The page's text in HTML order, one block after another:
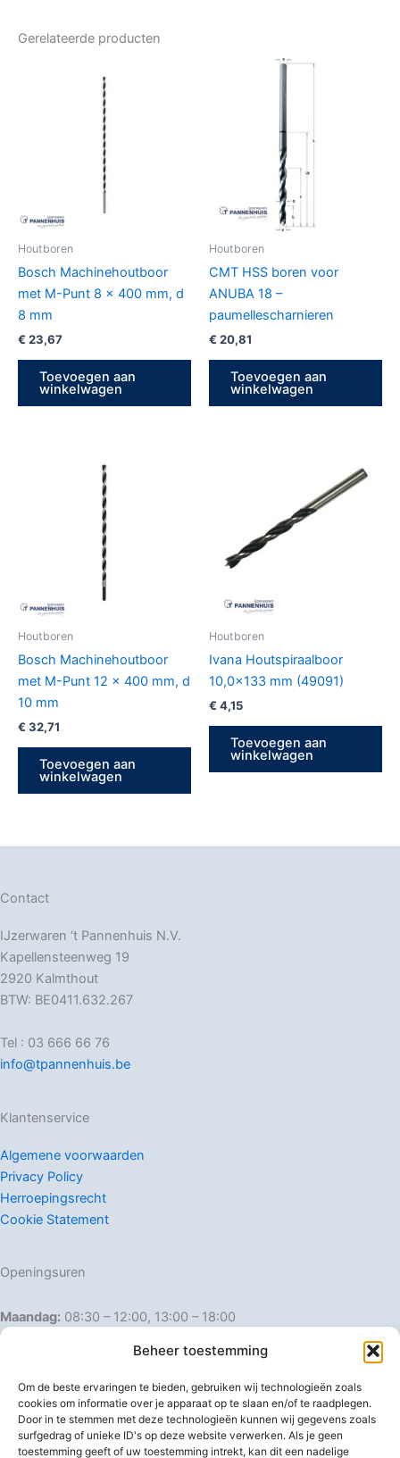
Beheer toestemming
Om de beste ervaringen te bieden, gebruiken wij technologieën zoals
cookies om informatie over je apparaat op te slaan en/of te raadplegen.
Door in te stemmen met deze technologieën kunnen wij gegevens zoals
surfgedrag of unieke ID's op deze website verwerken. Als je geen
toestemming geeft of uw toestemming intrekt, kan dit een nadelige
Gerelateerde producten
Houtboren
Bosch Machinehoutboor
met M-Punt 8 x 400 mm, d
8 mm
€ 23,67
Toevoegen aan
winkelwagen
Houtboren
CMT HSS boren voor
ANUBA 18 –
paumellescharnieren
€ 20,81
Toevoegen aan
winkelwagen
Houtboren
Bosch Machinehoutboor
met M-Punt 12 x 400 mm, d
10 mm
€ 32,71
Toevoegen aan
winkelwagen
Houtboren
Ivana Houtspiraalboor
10,0×133 mm (49091)
€ 4,15
Toevoegen aan
winkelwagen
Contact
IJzerwaren ‘t Pannenhuis N.V.
Kapellensteenweg 19
2920 Kalmthout
BTW: BE0411.632.267
Tel : 03 666 66 76
info@tpannenhuis.be
Klantenservice
Algemene voorwaarden
Privacy Policy
Herroepingsrecht
Cookie Statement
Openingsuren
Maandag: 08:30 – 12:00, 13:00 – 18:00
Dinsdag:
08:30 – 12:00, 13:00 – 18:00
Donderdag: 08:30 – 12:00, 13:00 – 18:00
Vrijdag: 08:30 – 12:00, 13:00 – 18:00
Zaterdag: 08:30 – 16:00
Zondag: Gesloten